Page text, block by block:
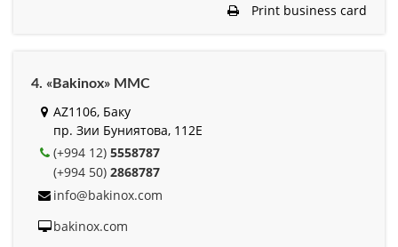
Print business card
4. «Bakinox» MMC
AZ1106, Баку
пр. Зии Буниятова, 112E
(+994 12) 5558787
(+994 50) 2868787
info@bakinox.com
bakinox.com